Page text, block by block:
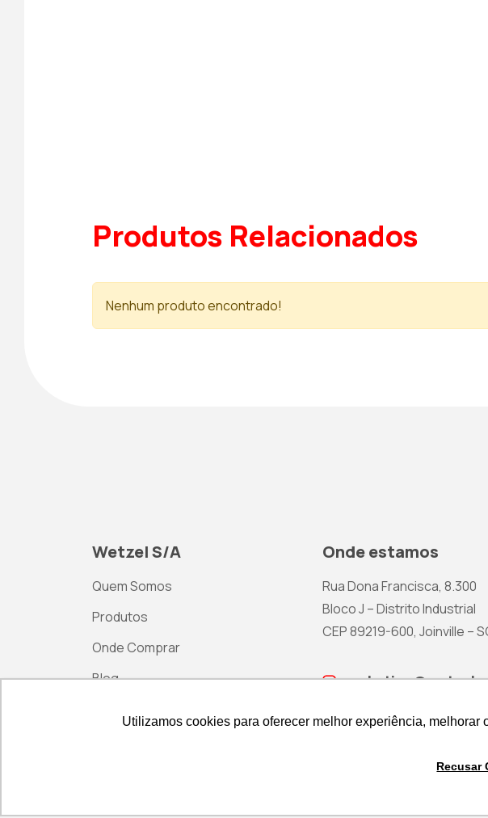
Utilizamos cookies para oferecer melhor experiência,
Recusar
Utilizamos cookies para oferecer melhor experiência,
Recusar
Produtos Relacionados
Nenhum produto encontrado!
Wetzel S/A
Quem Somos
Produtos
Onde Comprar
Blog
Onde estamos
Rua Dona Francisca, 8.300
Bloco J – Distrito Industrial
CEP 89219-600, Joinville –